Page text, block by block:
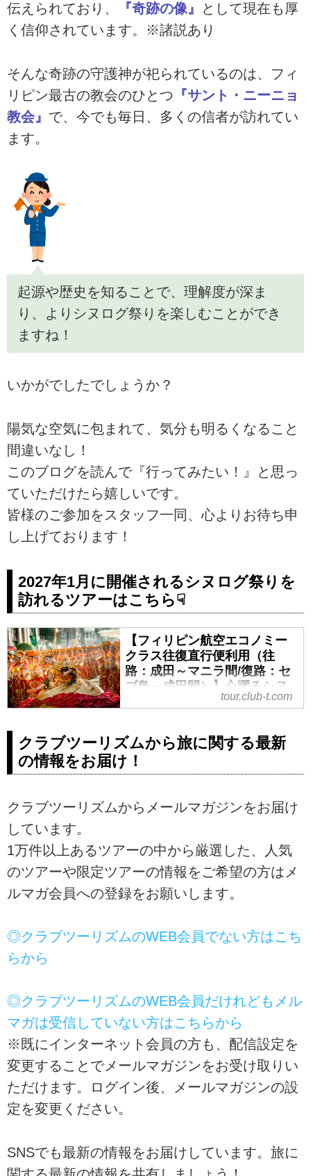
伝えられており、 『奇跡の像』
として現在も厚
く信仰されています。※諸説あり
そんな奇跡の守護神が祀られているのは、フィ
リピン最古の教会のひとつ 『サント・ニーニョ
教会』 で、今でも毎日、多くの信者が訪れてい
ます。
起源や歴史を知ることで、理解度が深ま
り、よりシヌログ祭りを楽しむことができ
ますね！
いかがでしたでしょうか？
陽気な空気に包まれて、気分も明るくなること
間違いなし！
このブログを読んで『行ってみたい！』と思っ
ていただけたら嬉しいです。
皆様のご参加をスタッフ一同、心よりお待ち申
し上げております！
2027年1月に開催されるシヌログ祭りを
訪れるツアーはこちら☟
【フィリピン航空エコノミー
クラス往復直行便利用（往
路：成田～マニラ間/復路：セ
ブ島～成田間）】心躍るシヌ
ログ祭りと癒しのフィリピ
ツーリズム
【フィリピン航空エコノミークラ
ス往復直行便利用（往路：成田～
間）】心躍るシヌログ祭りと癒し
のフィリピン 4島めぐり6日間の
のお申込ならクラブツーリズム。
tour.club-t.com
クラブツーリズムから旅に関する最新
の情報をお届け！
クラブツーリズムからメールマガジンをお届け
しています。
1万件以上あるツアーの中から厳選した、人気
のツアーや限定ツアーの情報をご希望の方はメ
ルマガ会員への登録をお願いします。
◎クラブツーリズムのWEB会員でない方はこち
らから
◎クラブツーリズムのWEB会員だけれどもメル
マガは受信していない方はこちらから
※既にインターネット会員の方も、配信設定を
変更することでメールマガジンをお受け取りい
ただけます。ログイン後、メールマガジンの設
定を変更ください。
SNSでも最新の情報をお届けしています。旅に